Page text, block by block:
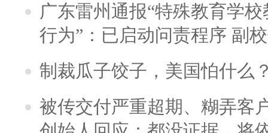
广东雷州通报“特殊教育学
行为”：已启动问责程序 副
制裁瓜子饺子，美国怕什么
被传交付严重超期、糊弄客